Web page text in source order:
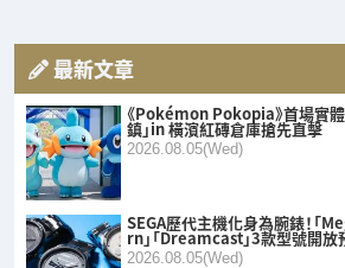
最新文章
《Pokémon Pokopia》首場實
鎮」in 橫濱紅磚倉庫搶先直擊
2026.08.05(Wed)
SEGA歷代主機化身為腕錶！「
rn」「Dreamcast」3款型號開
2026.08.05(Wed)